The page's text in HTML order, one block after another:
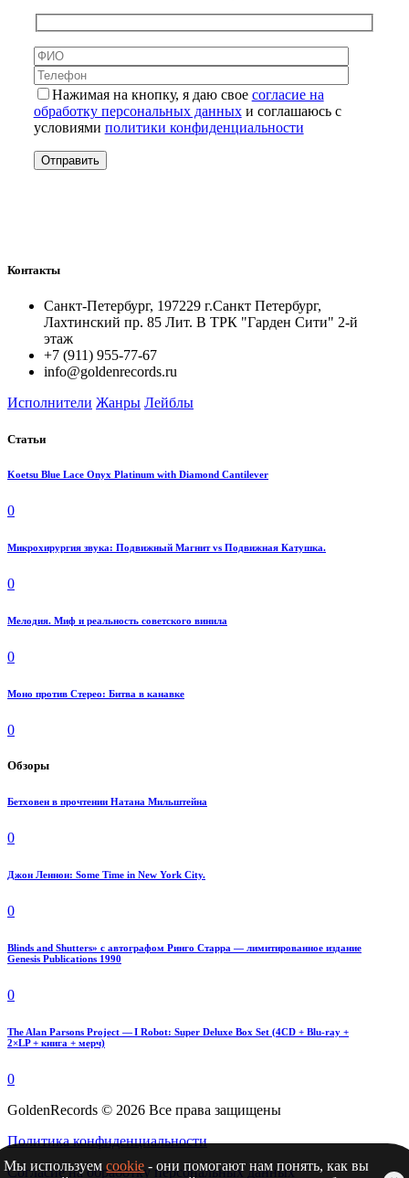
Нажимая на кнопку, я даю свое согласие на
обработку персональных данныхи соглашаюсь с
условиями политики конфиденциальности
Контакты
Санкт-Петербург, 197229 г.Санкт Петербург,
Лахтинский пр. 85 Лит. B ТРК "Гарден Сити" 2-й
этаж
+7 (911) 955-77-67
info@goldenrecords.ru
Исполнители Жанры Лейблы
Статьи
Koetsu Blue Lace Onyx Platinum with Diamond Cantilever
0
Микрохирургия звука: Подвижный Магнит vs Подвижная Катушка.
0
Мелодия. Миф и реальность советского винила
0
Моно против Стерео: Битва в канавке
0
Обзоры
Бетховен в прочтении Натана Мильштейна
0
Джон Леннон: Some Time in New York City.
0
Blinds and Shutters» с автографом Ринго Старра — лимитированное издание
Genesis Publications 1990
0
The Alan Parsons Project — I Robot: Super Deluxe Box Set (4CD + Blu-ray +
2×LP + книга + мерч)
0
GoldenRecords © 2026 Все права защищены
Политика конфиденциальности
Согласие на обработку персональных данных
Мы используемcookie - они помогают нам понять, как вы